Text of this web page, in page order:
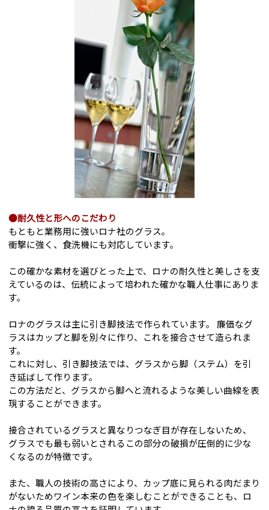
●耐久性と形へのこだわり
もともと業務用に強いロナ社のグラス。
衝撃に強く、食洗機にも対応しています。
この確かな素材を選びとった上で、ロナの耐久性と美しさを支
えているのは、伝統によって培われた確かな職人仕事にありま
す。
ロナのグラスは主に引き脚技法で作られています。 廉価なグ
ラスはカップと脚を別々に作り、これを接合させて造られま
す。
これに対し、引き脚技法では、グラスから脚（ステム）を引
き延ばして作ります。
この方法だと、グラスから脚へと流れるような美しい曲線を表
現することができます。
接合されているグラスと異なりつなぎ目が存在しないため、
グラスでも最も弱いとされるこの部分の破損が圧倒的に少な
くなるのが特徴です。
また、職人の技術の高さにより、カップ底に見られる肉だまり
がないためワイン本来の色を楽しむことができることも、ロ